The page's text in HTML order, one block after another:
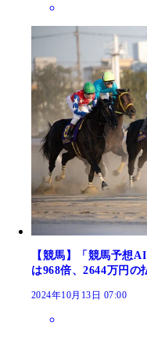
【競馬】「競馬予想
は968倍、2644万円
2024年10月13日 07:00